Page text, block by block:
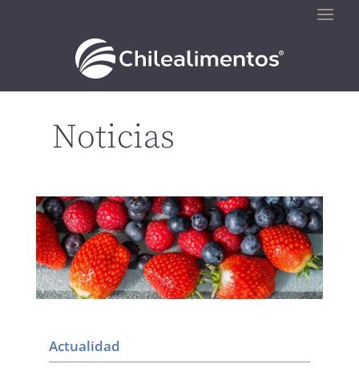
Noticias
Actualidad